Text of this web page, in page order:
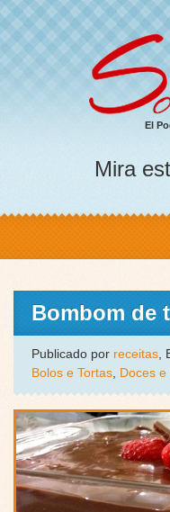
El
Mira
Bombom de
Publicado por receitas,
Bolos e Tortas, Doces